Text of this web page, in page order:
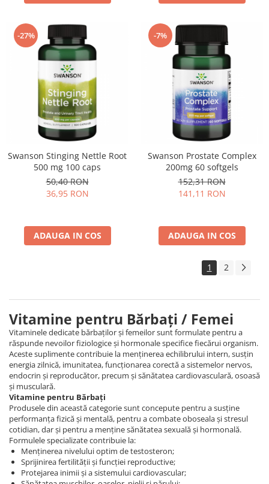
-27%
Swanson Stinging Nettle Root
500 mg 100 caps
50,40 RON
36,95 RON
ADAUGA IN COS
-7%
Swanson Prostate Complex
200mg 60 softgels
152,31 RON
141,11 RON
ADAUGA IN COS
1 2
Vitamine pentru Bărbați / Femei
Vitaminele dedicate bărbaților și femeilor sunt formulate pentru a
răspunde nevoilor fiziologice și hormonale specifice fiecărui organism.
Aceste suplimente contribuie la menținerea echilibrului intern, susțin
energia zilnică, imunitatea, funcționarea corectă a sistemelor nervos,
endocrin și reproducător, precum și sănătatea cardiovasculară, osoasă
și musculară.
Vitamine pentru Bărbați
Produsele din această categorie sunt concepute pentru a susține
performanța fizică și mentală, pentru a combate oboseala și stresul
cotidian, dar și pentru a menține sănătatea sexuală și hormonală.
Formulele specializate contribuie la:
Menținerea nivelului optim de testosteron;
Sprijinirea fertilității și funcției reproductive;
Protejarea inimii și a sistemului cardiovascular;